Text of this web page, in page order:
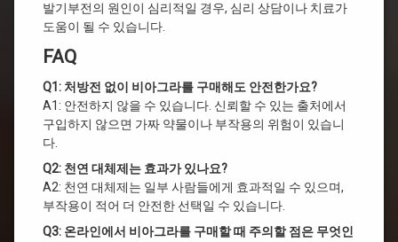
발기부전의 원인이 심리적일 경우, 심리 상담이나 치료가
도움이 될 수 있습니다.
FAQ
Q1: 처방전 없이 비아그라를 구매해도 안전한가요?
A1: 안전하지 않을 수 있습니다. 신뢰할 수 있는 출처에서
구입하지 않으면 가짜 약물이나 부작용의 위험이 있습니
다.
Q2: 천연 대체제는 효과가 있나요?
A2: 천연 대체제는 일부 사람들에게 효과적일 수 있으며,
부작용이 적어 더 안전한 선택일 수 있습니다.
Q3: 온라인에서 비아그라를 구매할 때 주의할 점은 무엇인